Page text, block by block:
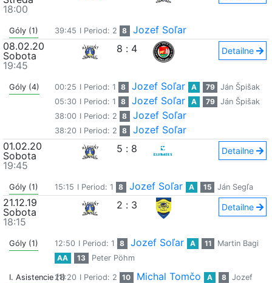
18:00
Góly (1) 39:45 I Period: 2 8
Jozef Soľar
08.02.20
Sobota
19:45
8 : 4 Detailne
Góly (4) 00:25 I Period: 1 8 Jozef Soľar A 79
Ján Špišak
05:30 I Period: 1 8 Jozef Soľar A 79
Ján Špišak
38:00 I Period: 2 8 Jozef Soľar
38:20 I Period: 2 8
Jozef Soľar
01.02.20
Sobota
19:45
5 : 8 Detailne
Góly (1) 15:15 I Period: 1 8 Jozef Soľar A 15 Ján Segľa
21.12.19
Sobota
18:15
2 : 3 Detailne
Góly (1) 12:50 I Period: 1 8 Jozef Soľar A 11
Martin Bagi
AA
13 Peter Pöhm
I. Asistencie (1)28:20 I Period: 2 10 Michal Tomčo A 8
Jozef